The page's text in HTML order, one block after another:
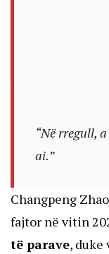
“Në rregull,
ai.”
Changpeng
fajtor në vitin
të parave, duke